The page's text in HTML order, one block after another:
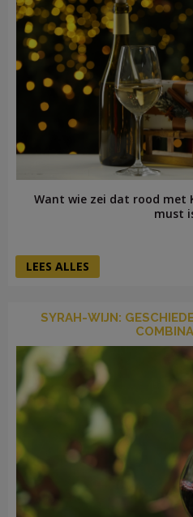
Want wie zei dat rood met
must
LEES ALLES
SYRAH-WIJN: